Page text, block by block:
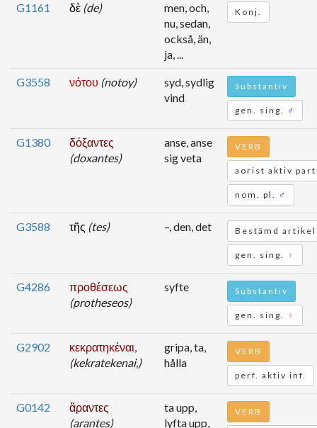
G1161 δὲ (de)
men, och,
nu, sedan,
också, än,
ja, ...
Konj.
G3558 νότου (notoy)
syd, sydlig
vind
Substantiv
gen. sing. ♂
G1380
δόξαντες
(doxantes)
anse, anse
sig veta
VERB
aorist aktiv
nom. pl. ♂
G3588 τῆς (tes) –, den, det Bestämd artikel
gen. sing. ♀
G4286
προθέσεως
(protheseos)
syfte Substantiv
gen. sing. ♀
G2902
κεκρατηκέναι,
(kekratekenai,)
gripa, ta,
hålla
VERB
perf. aktiv inf.
G0142
ἄραντες
(arantes)
ta upp,
lyfta upp,
VERB